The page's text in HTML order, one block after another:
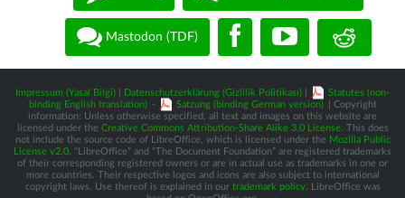
Mastodon (TDF)
Impressum (Yasal Bilgi) Datenschutzerklärung (Gizlilik Politikası)
Statutes (non-
binding English translation) - Satzung (binding German version)
| Copyright
information: Unless otherwise specified, all text and images on this website are
licensed under the Creative Commons Attribution-Share Alike 3.0 License. This does
not include the source code of LibreOffice, which is licensed under the Mozilla Public
License v2.0 . “LibreOffice” and “The Document Foundation” are registered trademarks
of their corresponding registered owners or are in actual use as trademarks in one or
more countries. Their respective logos and icons are also subject to international
copyright laws. Use thereof is explained in our trademark policy. LibreOffice was